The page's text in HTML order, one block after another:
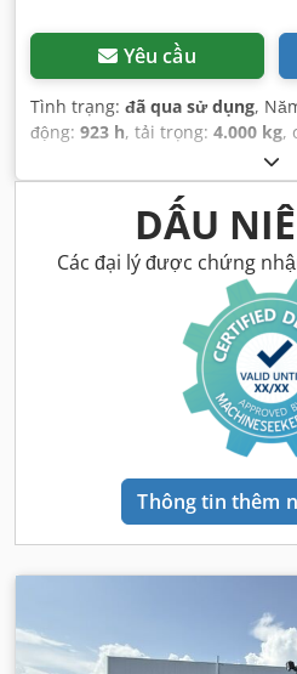
Yêu cầu
Tình trạng: đã qua sử dụng,
động: 923 h, tải trọng: 4.000 kg,
, chiều cao xây
suất:50 kW (67,98 mã lực),
trọng lượng không tải:6.095 kg,
loại truyền động:Treibgas,
mm,
DẤU
Các đại lý được chứng
Thông tin thêm